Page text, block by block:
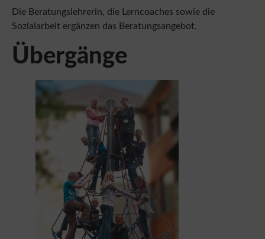
Sozialarbeit ergänzen das Beratungsangebot.
Übergänge